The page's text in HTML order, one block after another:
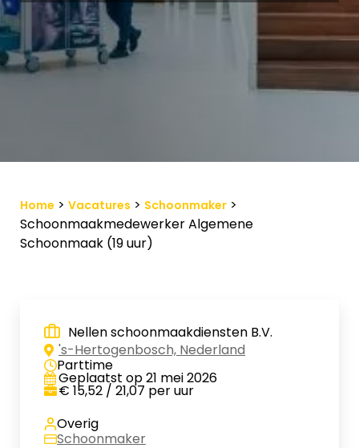
Home > Vacatures > Schoonmaker >
Schoonmaakmedewerker Algemene
Schoonmaak (19 uur)
Nellen schoonmaakdiensten B.V.
's-Hertogenbosch, Nederland
Parttime
Geplaatst op 21 mei 2026
€ 15,52 / 21,07 per uur
Overig
Schoonmaker
Opleidingen
Werkgevers
Bewaarde vacatures